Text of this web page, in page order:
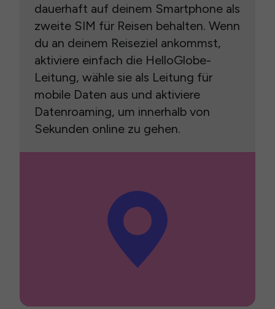
dauerhaft auf deinem Smartphone als
zweite SIM für Reisen behalten. Wenn
du an deinem Reiseziel ankommst,
aktiviere einfach die HelloGlobe-
Leitung, wähle sie als Leitung für
mobile Daten aus und aktiviere
Datenroaming, um innerhalb von
Sekunden online zu gehen.